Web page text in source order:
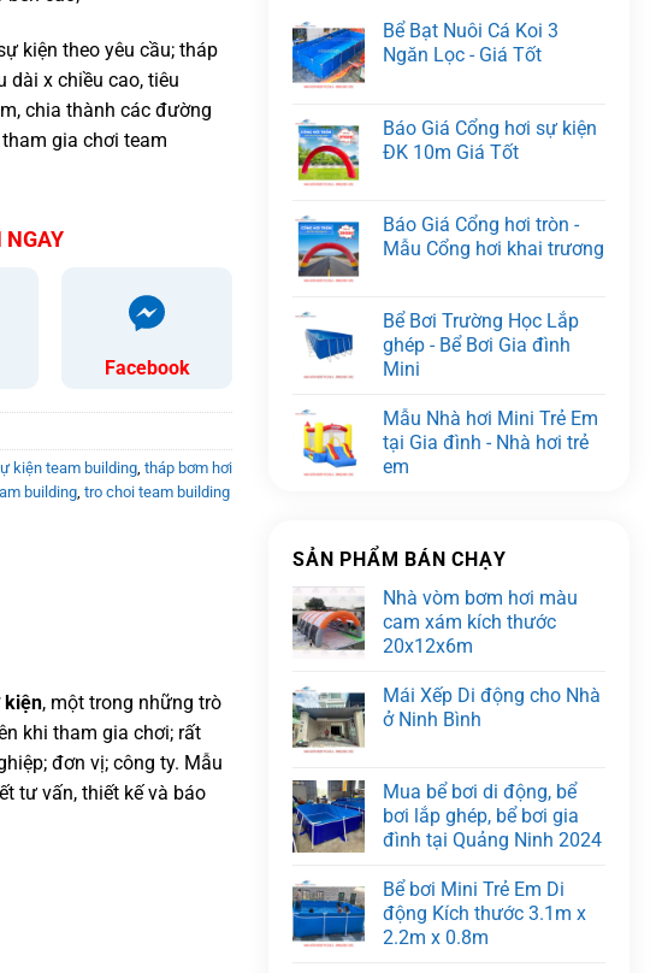
kiện theo yêu cầu; tháp
dài x chiều cao, tiêu
chia thành các đường
gia chơi team
NGAY
Facebook
kiện team building, tháp bơm hơi
building, tro choi team building
kiện, một trong những trò
khi tham gia chơi; rất
đơn vị; công ty. Mẫu
tư vấn, thiết kế và báo
Bể Bạt Nuôi Cá Koi 3
Ngăn Lọc - Giá Tốt
Báo Giá Cổng hơi sự kiện
ĐK 10m Giá Tốt
Báo Giá Cổng hơi tròn -
Mẫu Cổng hơi khai trương
Bể Bơi Trường Học Lắp
ghép - Bể Bơi Gia đình
Mini
Mẫu Nhà hơi Mini Trẻ Em
tại Gia đình - Nhà hơi trẻ
em
SẢN PHẨM BÁN CHẠY
Nhà vòm bơm hơi màu
cam xám kích thước
20x12x6m
Mái Xếp Di động cho Nhà
ở Ninh Bình
Mua bể bơi di động, bể
bơi lắp ghép, bể bơi gia
đình tại Quảng Ninh 2024
Bể bơi Mini Trẻ Em Di
động Kích thước 3.1m x
2.2m x 0.8m